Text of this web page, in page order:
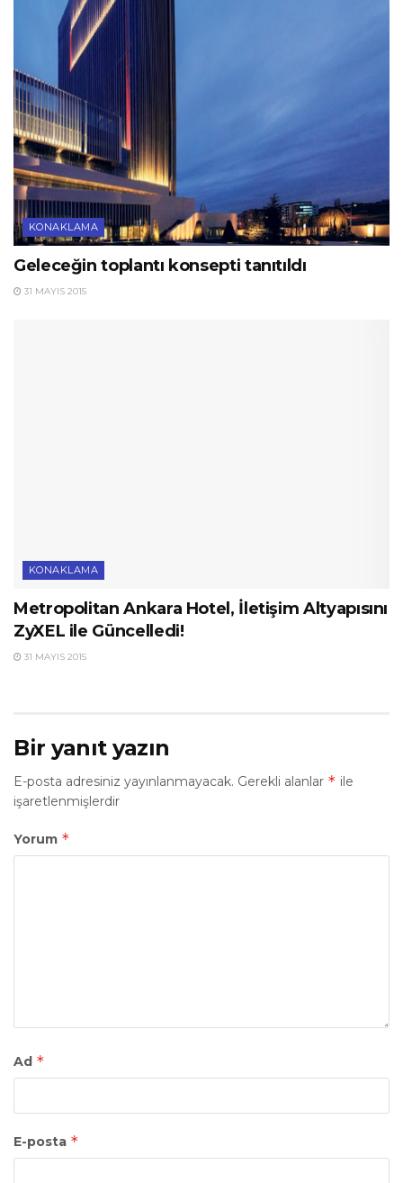
KONAKLAMA
Geleceğin toplantı konsepti tanıtıldı
31 MAYIS 2015
KONAKLAMA
Metropolitan Ankara Hotel, İletişim Altyapısını
ZyXEL ile Güncelledi!
31 MAYIS 2015
Bir yanıt yazın
E-posta adresiniz yayınlanmayacak. Gerekli alanlar * ile
işaretlenmişlerdir
Yorum *
Ad *
E-posta *